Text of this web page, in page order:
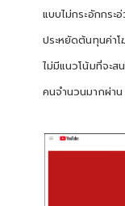
แบบไม่กระอักกร
ประหยัดต้นทุนค่าโ
ไม่มีแนวโน้มที่จะส
คนจำนวนมากผ่า